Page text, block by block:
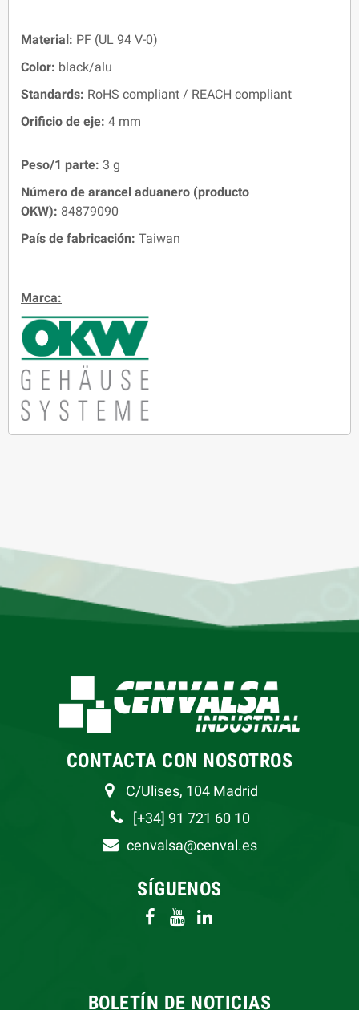
Material: PF (UL 94 V-0)
Color: black/alu
Standards: RoHS compliant / REACH compliant
Orificio de eje: 4 mm
Peso/1 parte: 3 g
Número de arancel aduanero (producto
OKW): 84879090
País de fabricación: Taiwan
Marca:
CONTACTA CON NOSOTROS
C/Ulises, 104 Madrid
[+34] 91 721 60 10
cenvalsa@cenval.es
SÍGUENOS
BOLETÍN DE NOTICIAS